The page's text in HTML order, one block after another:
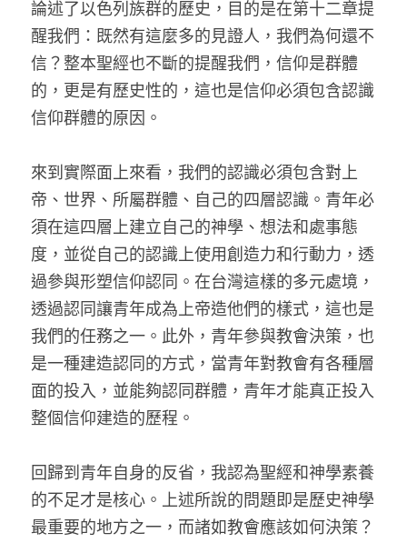
論述了以色列族群的歷史，目的是在第十二章提
醒我們：既然有這麼多的見證人，我們為何還不
信？整本聖經也不斷的提醒我們，信仰是群體
的，更是有歷史性的，這也是信仰必須包含認識
信仰群體的原因。
來到實際面上來看，我們的認識必須包含對上
帝、世界、所屬群體、自己的四層認識。青年必
須在這四層上建立自己的神學、想法和處事態
度，並從自己的認識上使用創造力和行動力，透
過參與形塑信仰認同。在台灣這樣的多元處境，
透過認同讓青年成為上帝造他們的樣式，這也是
我們的任務之一。此外，青年參與教會決策，也
是一種建造認同的方式，當青年對教會有各種層
面的投入，並能夠認同群體，青年才能真正投入
整個信仰建造的歷程。
回歸到青年自身的反省，我認為聖經和神學素養
的不足才是核心。上述所說的問題即是歷史神學
最重要的地方之一，而諸如教會應該如何決策？